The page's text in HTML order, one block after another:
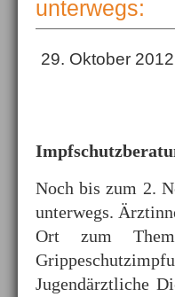
unterwegs:
29. Oktober
Noch bis zum 2.
unterwegs.
Ort zum
Jugendärztliche